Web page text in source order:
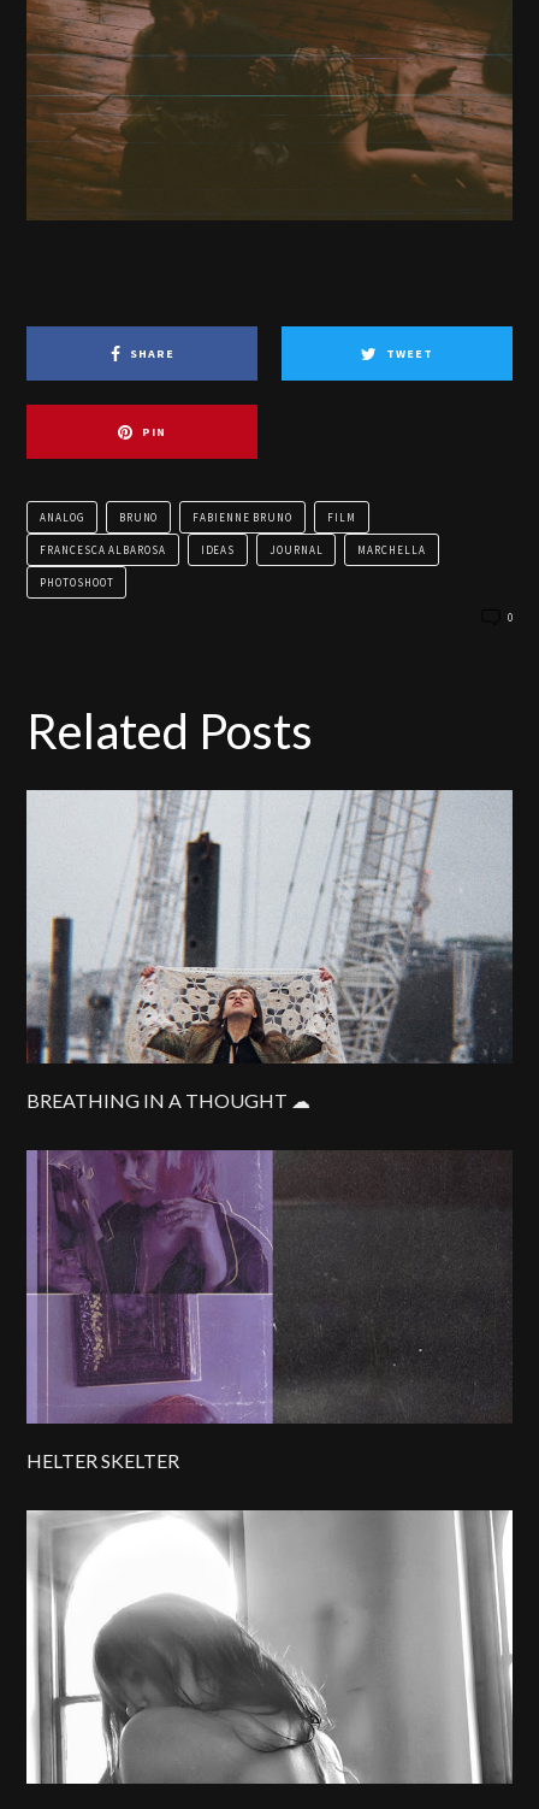
SHARE TWEET
PIN
ANALOG BRUNO FABIENNE BRUNO FILM
FRANCESCA ALBAROSA IDEAS JOURNAL MARCHELLA
PHOTOSHOOT
0
Related Posts
BREATHING IN A THOUGHT ☁
HELTER SKELTER